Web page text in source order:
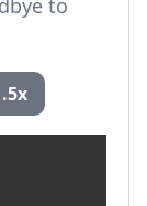
to